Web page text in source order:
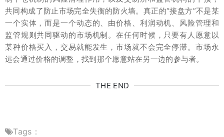
共同构成了防止市场完全失衡的防火墙。真正的“接盘方”不是某
一个实体，而是一个动态的、由价格、利润动机、风险管理和
监管规则共同驱动的市场机制。在任何时候，只要有人愿意以
某种价格买入，交易就能发生，市场就不会完全停滞。市场永
远会通过价格的调整，找到那个愿意站在另一边的参与者。
THE END
Tags：